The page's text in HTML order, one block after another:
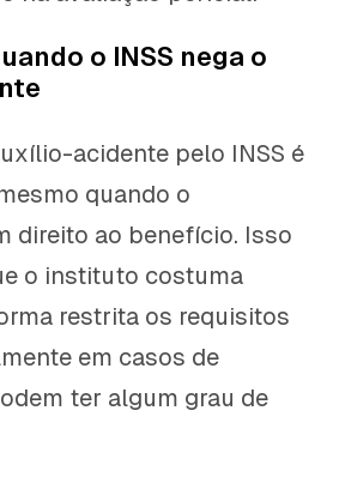
o INSS nega o
acidente pelo INSS é
quando o
direito ao benefício. Isso
o instituto costuma
restrita os requisitos
em casos de
ter algum grau de